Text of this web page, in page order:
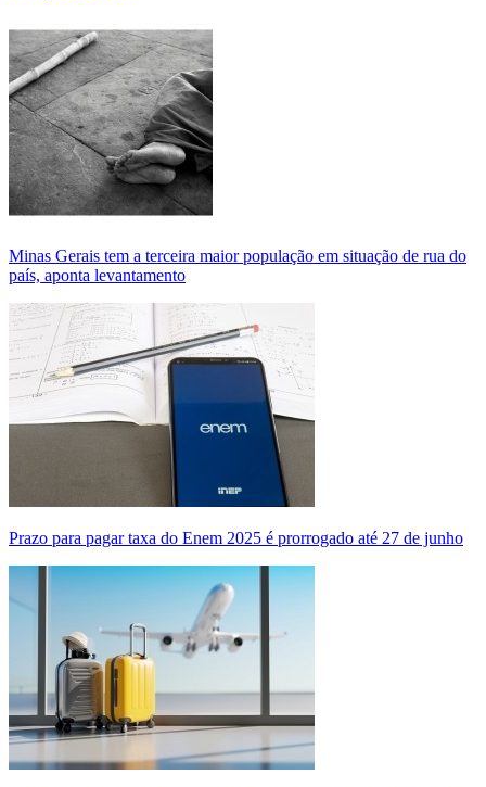
Minas Gerais tem a terceira maior população em situação de rua do
país, aponta levantamento
Prazo para pagar taxa do Enem 2025 é prorrogado até 27 de junho